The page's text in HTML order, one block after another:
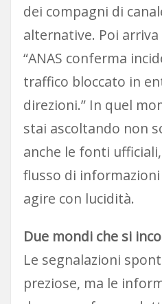
dei compagni di
alternative. Poi
“ANAS conferma
traffico bloccato in
direzioni.” In quel
stai ascoltando non
anche le fonti
flusso di
agire con lucidità.
Due mondi che si
Le segnalazioni
preziose, ma le